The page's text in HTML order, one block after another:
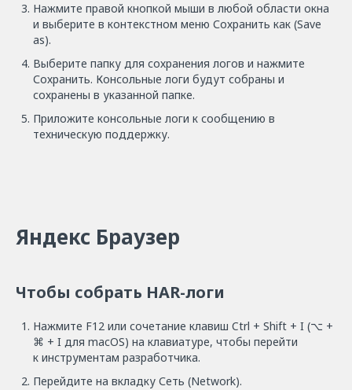
Нажмите правой кнопкой мыши в любой области окна
и выберите в контекстном меню Сохранить как (Save
as).
Выберите папку для сохранения логов и нажмите
Сохранить. Консольные логи будут собраны и
сохранены в указанной папке.
Приложите консольные логи к сообщению в
техническую поддержку.
Яндекс Браузер
Чтобы собрать HAR-логи
Нажмите F12 или сочетание клавиш Ctrl + Shift + I (⌥ +
⌘ + I для macOS) на клавиатуре, чтобы перейти
к инструментам разработчика.
Перейдите на вкладку Сеть (Network).